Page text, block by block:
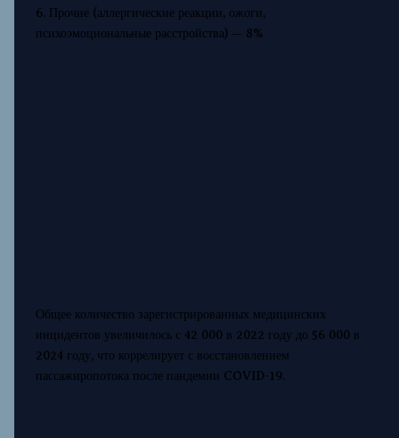
6. Прочие (аллергические реакции, ожоги,
психоэмоциональные расстройства) — 8%
Общее количество зарегистрированных медицинских
инцидентов увеличилось с 42 000 в 2022 году до 56 000 в
2024 году, что коррелирует с восстановлением
пассажиропотока после пандемии COVID-19.